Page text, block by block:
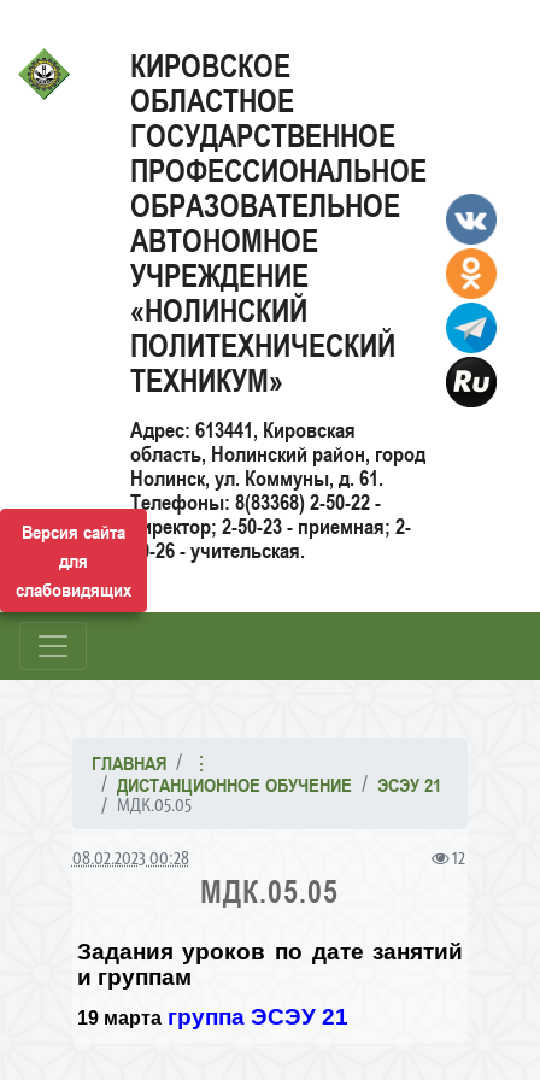
Версия сайта
для
слабовидящих
КИРОВСКОЕ
ОБЛАСТНОЕ
ГОСУДАРСТВЕННОЕ
ПРОФЕССИОНАЛЬНОЕ
ОБРАЗОВАТЕЛЬНОЕ
АВТОНОМНОЕ
УЧРЕЖДЕНИЕ
«НОЛИНСКИЙ
ПОЛИТЕХНИЧЕСКИЙ
ТЕХНИКУМ»
Адрес: 613441, Кировская
область, Нолинский район, город
Нолинск, ул. Коммуны, д. 61.
Телефоны: 8(83368) 2-50-22 -
директор; 2-50-23 - приемная; 2-
50-26 - учительская.
ГЛАВНАЯ
⋮
ДИСТАНЦИОННОЕ ОБУЧЕНИЕ
ЭСЭУ 21
МДК.05.05
08.02.2023 00:28 12
МДК.05.05
Задания уроков по дате занятий
и группам
19 мартагруппа ЭСЭУ 21